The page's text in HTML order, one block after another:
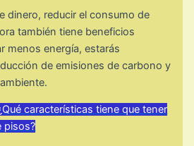
dinero, reducir el consumo de
también tiene beneficios
menos energía, estarás
de emisiones de carbono y
características tiene que tener
pisos?